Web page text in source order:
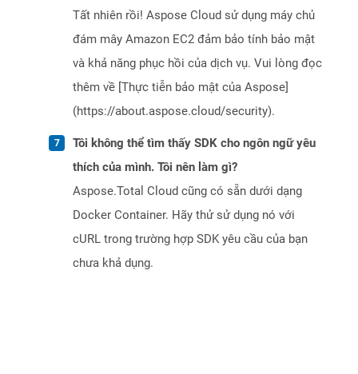
Tất nhiên rồi! Aspose Cloud sử dụng máy chủ
đám mây Amazon EC2 đảm bảo tính bảo mật
và khả năng phục hồi của dịch vụ. Vui lòng đọc
thêm về [Thực tiễn bảo mật của Aspose]
(https://about.aspose.cloud/security).
Tôi không thể tìm thấy SDK cho ngôn ngữ yêu
thích của mình. Tôi nên làm gì?
Aspose.Total Cloud cũng có sẵn dưới dạng
Docker Container. Hãy thử sử dụng nó với
cURL trong trường hợp SDK yêu cầu của bạn
chưa khả dụng.